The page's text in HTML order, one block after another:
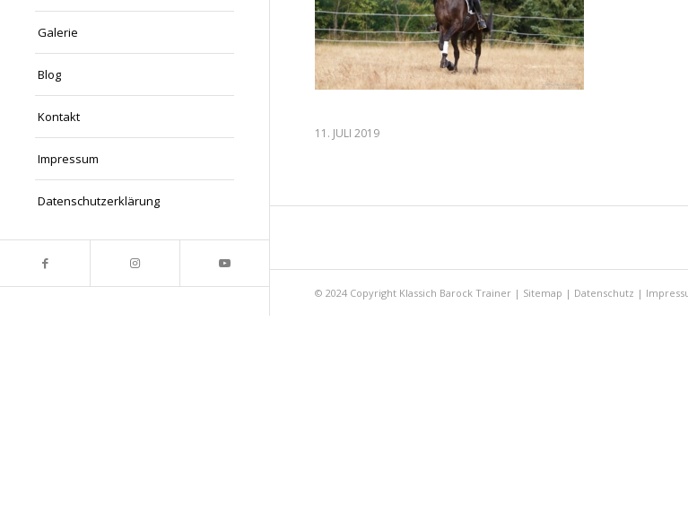
Galerie
Blog
Kontakt
Impressum
Datenschutzerklärung
11. JULI 2019
© 2024 Copyright Klassich Barock Trainer | Sitemap | Datenschutz |